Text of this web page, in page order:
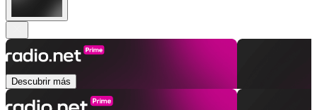
Descubrir más